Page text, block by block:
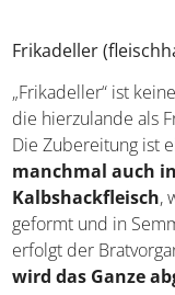
Frikadeller
„Frikadeller“ ist
heißen die
Fleischbällchen.
Kombination mit
Löffel zu einer
getaucht.
Zwiebeln und